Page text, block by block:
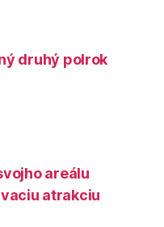
druhý polrok
areálu
atrakciu